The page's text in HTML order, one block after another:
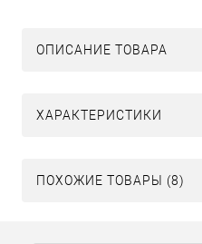
ОПИСАНИЕ ТОВАРА
ХАРАКТЕРИСТИКИ
ПОХОЖИЕ ТОВАРЫ (8)